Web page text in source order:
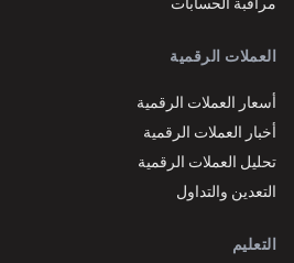
العملات الرقمية
أسعار العملات الرقمية
أخبار العملات الرقمية
تحليل العملات الرقمية
التعدين والتداول
التعليم